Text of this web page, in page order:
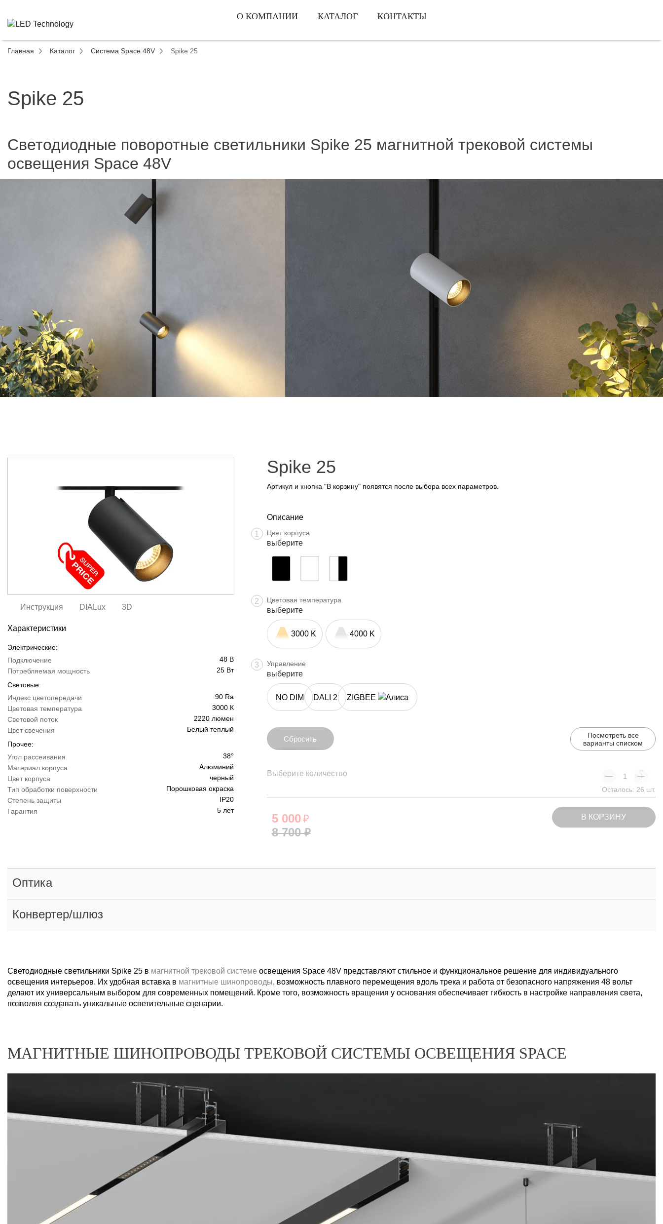
О КОМПАНИИ КАТАЛОГ КОНТАКТЫ
Главная Каталог Система Space 48V Spike 25
Spike 25
Светодиодные поворотные светильники Spike 25 магнитной трековой системы
освещения Space 48V
Spike 25
Инструкция DIALux 3D
Характеристики
Электрические:
Подключение
48 В
Потребляемая мощность
25 Вт
Световые:
Индекс цветопередачи
90 Ra
Цветовая температура
3000 К
Световой поток
2220 люмен
Цвет свечения
Белый теплый
Прочее:
Угол рассеивания
38°
Материал корпуса
Алюминий
Цвет корпуса
черный
Тип обработки поверхности
Порошковая окраска
Степень защиты
IP20
Гарантия
5 лет
Артикул и кнопка "В корзину" появятся после выбора всех параметров.
Описание
1
Цвет корпуса
выберите
2 Цветовая температура
выберите
3000 K 4000 K
3 Управление
выберите
NO DIM DALI 2 ZIGBEE
Посмотреть все
варианты списком
Сбросить
Выберите количество
5 000₽
8 700 ₽
Осталось: 26 шт.
В КОРЗИНУ
Оптика
Конвертер/шлюз
Светодиодные светильники Spike 25 в магнитной трековой системе освещения Space 48V представляют стильное и функциональное решение для индивидуального
освещения интерьеров. Их удобная вставка в магнитные шинопроводы, возможность плавного перемещения вдоль трека и работа от безопасного напряжения 48 вольт
делают их универсальным выбором для современных помещений. Кроме того, возможность вращения у основания обеспечивает гибкость в настройке направления света,
позволяя создавать уникальные осветительные сценарии.
МАГНИТНЫЕ ШИНОПРОВОДЫ ТРЕКОВОЙ СИСТЕМЫ ОСВЕЩЕНИЯ SPACE